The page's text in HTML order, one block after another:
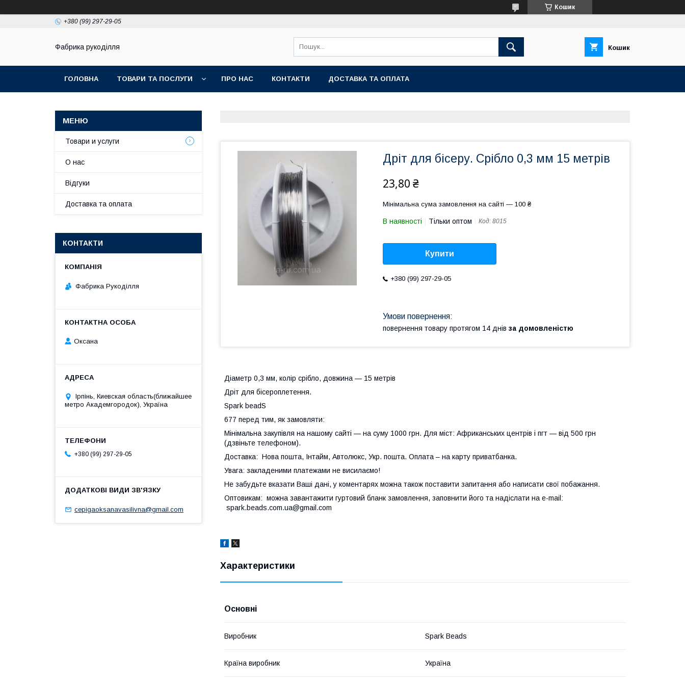
Кошик
+380 (99) 297-29-05
Фабрика рукоділля Кошик
ГОЛОВНА ТОВАРИ ТА ПОСЛУГИ ПРО НАС КОНТАКТИ ДОСТАВКА ТА ОПЛАТА
Дріт для бісеру. Срібло 0,3 мм 15 метрів
23,80 ₴
Мінімальна сума замовлення на сайті — 100 ₴
В наявності Тільки оптом Код: 8015
Купити
+380 (99) 297-29-05
повернення товару протягом 14 днів за домовленістю
Діаметр 0,3 мм, колір срібло, довжина — 15 метрів
Дріт для бісероплетення.
Spark beadS
677 перед тим, як замовляти:
Мінімальна закупівля на нашому сайті — на суму 1000 грн. Для міст: Африканських центрів і пгт — від 500 грн
(дзвіньте телефоном).
Доставка: Нова пошта, Інтайм, Автолюкс, Укр. пошта. Оплата – на карту приватбанка.
Увага: закладеними платежами не висилаємо!
Не забудьте вказати Ваші дані, у коментарях можна також поставити запитання або написати свої побажання.
Оптовикам: можна завантажити гуртовий бланк замовлення, заповнити його та надіслати на e-mail:
spark.beads.com.ua@gmail.com
Характеристики
Основні
Виробник Spark Beads
Країна виробник Україна
Товари и услуги
О нас
Відгуки
Доставка та оплата
КОНТАКТИ
Фабрика Рукоділля
Оксана
Ірпінь, Киевская область(ближайшее
метро Академгородок), Україна
+380 (99) 297-29-05
cepigaoksanavasilivna@gmail.com